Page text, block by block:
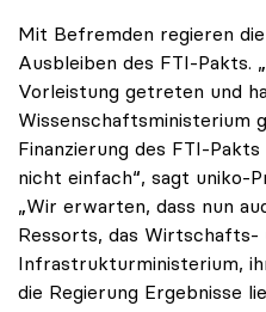
Mit Befremden regieren
Ausbleiben des FTI-Pakts.
Vorleistung getreten und
Wissenschaftsministerium
Finanzierung des FTI-
nicht einfach“, sagt uniko-
„Wir erwarten, dass nun
Ressorts, das Wirtschafts-
Infrastrukturministerium,
die Regierung Ergebnisse